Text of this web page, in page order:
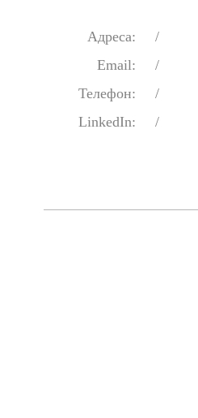
Адреса:
/
Email:
/
Телефон:
/
LinkedIn:
/